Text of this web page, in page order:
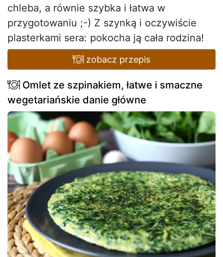
chleba, a równie szybka i łatwa w
przygotowaniu ;-) Z szynką i oczywiście
plasterkami sera: pokocha ją cała rodzina!
zobacz przepis
Omlet ze szpinakiem, łatwe i smaczne
wegetariańskie danie główne